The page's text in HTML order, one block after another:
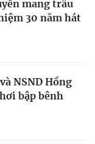
mang trâu
30 năm hát
NSND Hồng
bập bênh